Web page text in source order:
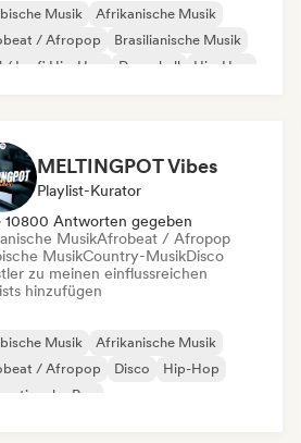
Musik
Afrikanische Musik
/ Afropop
Brasilianische Musik
/ Lo-fi Hip-Hop
Dancehall
Hip-Hop
MELTINGPOT Vibes
Playlist-Kurator
10800 Antworten gegeben
MusikAfrobeat / Afropop
MusikCountry-MusikDisco
zu meinen einflussreichen
hinzufügen
Musik
Afrikanische Musik
/ Afropop
Disco
Hip-Hop
Rap